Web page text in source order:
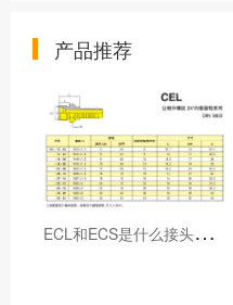
产品推荐
E
CL和ECS是什么接头，用于什么胶管或管件